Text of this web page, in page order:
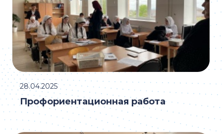
Профориентационная работа
28.04.2025